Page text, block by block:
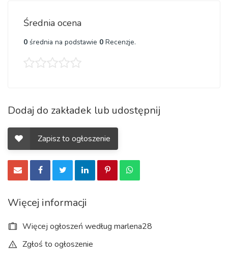
Średnia ocena
0 średnia na podstawie 0 Recenzje.
Dodaj do zakładek lub udostępnij
Zapisz to ogłoszenie
Więcej informacji
Więcej ogłoszeń według marlena28
Zgłoś to ogłoszenie